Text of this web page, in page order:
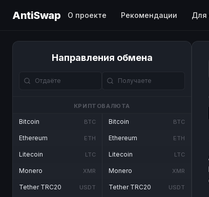
AntiSwap О проекте Рекомендации Для
Направления обмена
КРИПТОВАЛЮТА
Bitcoin BTC
Ethereum ETH
Litecoin LTC
Monero XMR
Tether TRC20 USDT
Bitcoin BTC
Ethereum ETH
Litecoin LTC
Monero XMR
Tether TRC20 USDT